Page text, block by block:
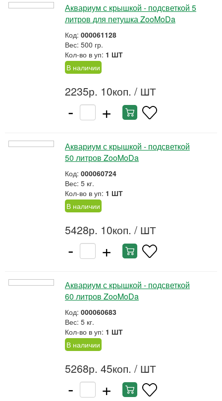
Аквариум с крышкой - подсветкой 5
литров для петушка ZooMoDa
Код: 000061128
Вес: 500 гр.
Кол-во в уп: 1 ШТ
В наличии
2235р. 10коп. / ШТ
- +
Аквариум с крышкой - подсветкой
50 литров ZooMoDa
Код: 000060724
Вес: 5 кг.
Кол-во в уп: 1 ШТ
В наличии
5428р. 10коп. / ШТ
- +
Аквариум с крышкой - подсветкой
60 литров ZooMoDa
Код: 000060683
Вес: 5 кг.
Кол-во в уп: 1 ШТ
В наличии
5268р. 45коп. / ШТ
- +